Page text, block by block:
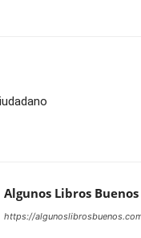
Algunos Libros Buenos
https://